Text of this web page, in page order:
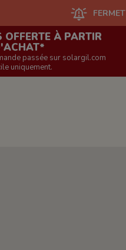
FERMETURE
À PARTIR
passée sur solargil.com
uniquement.